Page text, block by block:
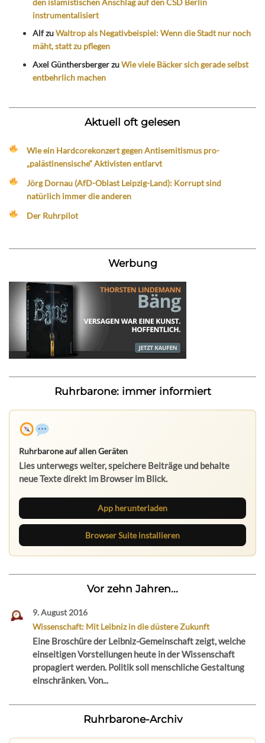
instrumentalisiert
AlfzuWaltrop als Negativbeispiel: Wenn die Stadt nur noch
mäht, statt zu pflegen
Axel GünthersbergerzuWie viele Bäcker sich gerade selbst
entbehrlich machen
Aktuell oft gelesen
Wie ein Hardcorekonzert gegen Antisemitismus pro-
„palästinensische“ Aktivisten entlarvt
Jörg Dornau (AfD-Oblast Leipzig-Land): Korrupt sind
natürlich immer die anderen
Der Ruhrpilot
Werbung
Ruhrbarone: immer informiert
Ruhrbarone auf allen Geräten
Lies unterwegs weiter, speichere Beiträge und behalte
neue Texte direkt im Browser im Blick.
App herunterladen
Browser Suite installieren
Vor zehn Jahren...
9. August 2016
Wissenschaft: Mit Leibniz in die düstere Zukunft
Eine Broschüre der Leibniz-Gemeinschaft zeigt, welche
einseitigen Vorstellungen heute in der Wissenschaft
propagiert werden. Politik soll menschliche Gestaltung
einschränken. Von...
Ruhrbarone-Archiv